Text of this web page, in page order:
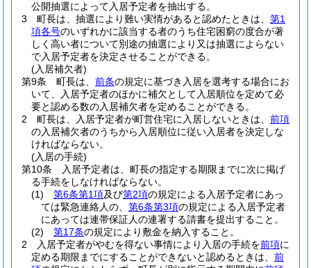
公開抽選によって入居予定者を抽出する。
3
町長は、抽選により難い実情があると認めたときは、 第1
項各号のいずれかに該当する者のうち住宅困窮の度合が著
しく高い者について別途の抽選により又は抽選によらない
で入居予定者を決定させることができる。
(入居補欠者)
第9条
町長は、 前条の規定に基づき入居を選考する場合にお
いて、入居予定者のほかに補欠として入居順位を定めて必
要と認める数の入居補欠者を定めることができる。
2
町長は、入居予定者が町営住宅に入居しないときは、 前項
の入居補欠者のうちから入居順位に従い入居者を決定しな
ければならない。
(入居の手続)
第10条
入居予定者は、町長の指定する期限までに次に掲げ
る手続をしなければならない。
(1)
第6条第1項及び第2項の規定による入居予定者にあっ
ては緊急連絡人の、 第6条第3項の規定による入居予定者
にあっては連帯保証人の連署する請書を提出すること。
(2)
第17条の規定により敷金を納入すること。
2
入居予定者がやむを得ない事情により入居の手続を前項に
定める期限までにすることができないと認めるときは、 前